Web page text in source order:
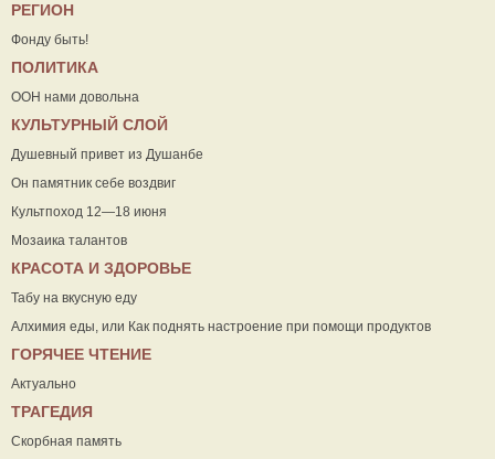
РЕГИОН
Фонду быть!
ПОЛИТИКА
ООН нами довольна
КУЛЬТУРНЫЙ СЛОЙ
Душевный привет из Душанбе
Он памятник себе воздвиг
Культпоход 12—18 июня
Мозаика талантов
КРАСОТА И ЗДОРОВЬЕ
Табу на вкусную еду
Алхимия еды, или Как поднять настроение при помощи продуктов
ГОРЯЧЕЕ ЧТЕНИЕ
Актуально
ТРАГЕДИЯ
Скорбная память